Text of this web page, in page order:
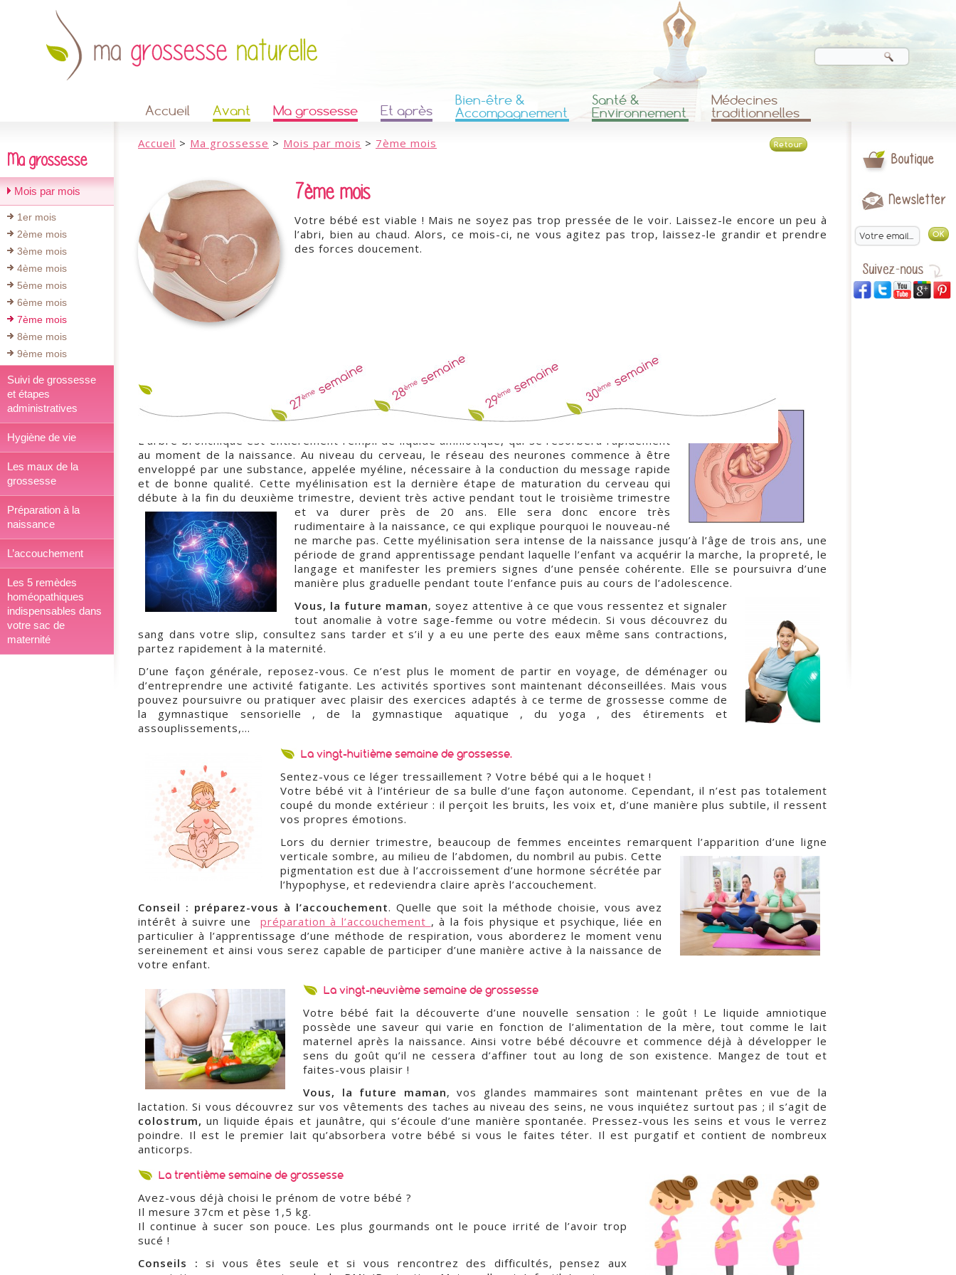
Accueil Avant Ma grossesse Et après
Bien-être &
Accompagnement
Santé &
Environnement
Médecines
traditionnelles
Ma grossesse
Mois par mois
1er mois
2ème mois
3ème mois
4ème mois
5ème mois
6ème mois
7ème mois
8ème mois
9ème mois
Suivi de grossesse
et étapes
administratives
Hygiène de vie
Les maux de la
grossesse
Préparation à la
naissance
L’accouchement
Les 5 remèdes
homéopathiques
indispensables dans
votre sac de
maternité
Accueil > Ma grossesse > Mois par mois > 7ème mois Retour
7ème mois
Votre bébé est viable ! Mais ne soyez pas trop pressée de le voir. Laissez-le encore un peu à
l’abri, bien au chaud. Alors, ce mois-ci, ne vous agitez pas trop, laissez-le grandir et prendre
des forces doucement.
La vingt-septième semaine de grossesse
C'est la 29ème semaine depuis le premier jour de vos dernières règles. La taille de votre bébé
est de 34cm de la tête aux pieds, et son poids est de 1 kg !
L’arbre bronchique est entièrement rempli de liquide amniotique, qui se résorbera rapidement
au moment de la naissance. Au niveau du cerveau, le réseau des neurones commence à être
enveloppé par une substance, appelée myéline, nécessaire à la conduction du message rapide
et de bonne qualité. Cette myélinisation est la dernière étape de maturation du cerveau qui
débute à la fin du deuxième trimestre, devient très active pendant tout le troisième trimestre
et va durer près de 20 ans. Elle sera donc encore très
rudimentaire à la naissance, ce qui explique pourquoi le nouveau-né
ne marche pas. Cette myélinisation sera intense de la naissance jusqu’à l’âge de trois ans, une
période de grand apprentissage pendant laquelle l’enfant va acquérir la marche, la propreté, le
langage et manifester les premiers signes d’une pensée cohérente. Elle se poursuivra d’une
manière plus graduelle pendant toute l’enfance puis au cours de l’adolescence.
Vous, la future maman, soyez attentive à ce que vous ressentez et signaler
tout anomalie à votre sage-femme ou votre médecin. Si vous découvrez du
sang dans votre slip, consultez sans tarder et s’il y a eu une perte des eaux même sans contractions,
partez rapidement à la maternité.
D’une façon générale, reposez-vous. Ce n’est plus le moment de partir en voyage, de déménager ou
d’entreprendre une activité fatigante. Les activités sportives sont maintenant déconseillées. Mais vous
pouvez poursuivre ou pratiquer avec plaisir des exercices adaptés à ce terme de grossesse comme de
la gymnastique sensorielle , de la gymnastique aquatique , du yoga , des étirements et
assouplissements,…
La vingt-huitième semaine de grossesse.
Sentez-vous ce léger tressaillement ? Votre bébé qui a le hoquet !
Votre bébé vit à l’intérieur de sa bulle d’une façon autonome. Cependant, il n’est pas totalement
coupé du monde extérieur : il perçoit les bruits, les voix et, d’une manière plus subtile, il ressent
vos propres émotions.
Lors du dernier trimestre, beaucoup de femmes enceintes remarquent l’apparition d’une ligne
verticale sombre, au milieu de l’abdomen, du nombril au pubis. Cette
pigmentation est due à l’accroissement d’une hormone sécrétée par
l’hypophyse, et redeviendra claire après l’accouchement.
Conseil : préparez-vous à l’accouchement. Quelle que soit la méthode choisie, vous avez
intérêt à suivre une préparation à l’accouchement , à la fois physique et psychique, liée en
particulier à l’apprentissage d’une méthode de respiration, vous aborderez le moment venu
sereinement et ainsi vous serez capable de participer d’une manière active à la naissance de
votre enfant.
La vingt-neuvième semaine de grossesse
Votre bébé fait la découverte d’une nouvelle sensation : le goût ! Le liquide amniotique
possède une saveur qui varie en fonction de l’alimentation de la mère, tout comme le lait
maternel après la naissance. Ainsi votre bébé découvre et commence déjà à développer le
sens du goût qu’il ne cessera d’affiner tout au long de son existence. Mangez de tout et
faites-vous plaisir !
Vous, la future maman, vos glandes mammaires sont maintenant prêtes en vue de la
lactation. Si vous découvrez sur vos vêtements des taches au niveau des seins, ne vous inquiétez surtout pas ; il s’agit de
colostrum, un liquide épais et jaunâtre, qui s’écoule d’une manière spontanée. Pressez-vous les seins et vous le verrez
poindre. Il est le premier lait qu’absorbera votre bébé si vous le faites téter. Il est purgatif et contient de nombreux
anticorps.
La trentième semaine de grossesse
Avez-vous déjà choisi le prénom de votre bébé ?
Il mesure 37cm et pèse 1,5 kg.
Il continue à sucer son pouce. Les plus gourmands ont le pouce irrité de l’avoir trop
sucé !
Conseils :si vous êtes seule et si vous rencontrez des difficultés, pensez aux
Boutique
Newsletter